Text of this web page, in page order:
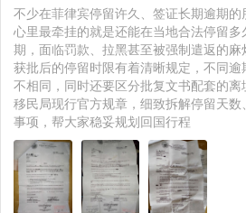
不少在菲律宾停留许久、签证长期逾期的
心里最牵挂的就是还能在当地合法停留
期，面临罚款、拉黑甚至被强制遣返的
获批后的停留时限有着清晰规定，不同
不相同，同时还要区分批复文书配套的
移民局现行官方规章，细致拆解停留天
事项，帮大家稳妥规划回国行程